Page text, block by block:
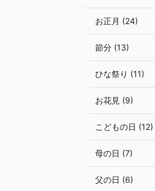
お正月 (24)
節分 (13)
ひな祭り (11)
お花見 (9)
こどもの日 (12)
母の日 (7)
父の日 (6)